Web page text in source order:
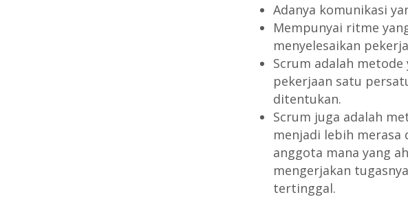
Adanya komunikasi
Mempunyai ritme
menyelesaikan
Scrum adalah
pekerjaan satu
ditentukan.
Scrum juga adalah
menjadi lebih merasa
anggota mana yang
mengerjakan
tertinggal.